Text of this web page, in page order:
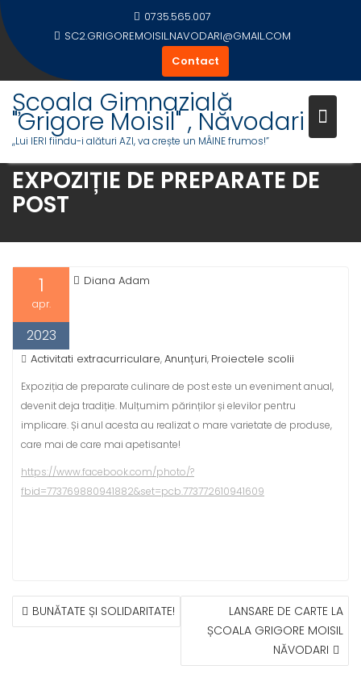
Skip
to
content
0735.565.007
SC2.GRIGOREMOISIL.NAVODARI@GMAIL.COM
Contact
Școala Gimnazială
"Grigore Moisil" , Năvodari
,,Lui IERI fiindu-i alături AZI, va crește un MÂINE frumos!”
EXPOZIȚIE DE PREPARATE DE
POST
1
apr.
2023
Diana Adam
Activitati extracurriculare,Anunțuri, Proiectele scolii
Expoziția de preparate culinare de post este un eveniment anual,
devenit deja tradiție. Mulțumim părinților și elevilor pentru
implicare. Și anul acesta au realizat o mare varietate de produse,
care mai de care mai apetisante!
https://www.facebook.com/photo/?
fbid=773769880941882&set=pcb.773772610941609
NAVIGARE
ÎN BUNĂTATE ȘI SOLIDARITATE!
LANSARE DE CARTE LA
ȘCOALA GRIGORE MOISIL
NĂVODARI